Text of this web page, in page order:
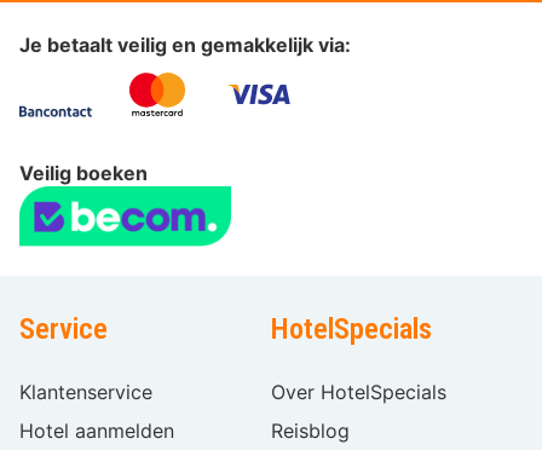
Je betaalt veilig en gemakkelijk via:
Veilig boeken
Service
Klantenservice
Hotel aanmelden
HotelSpecials
Over HotelSpecials
Reisblog